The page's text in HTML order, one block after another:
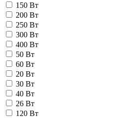
150 Вт
200 Вт
250 Вт
300 Вт
400 Вт
50 Вт
60 Вт
20 Вт
30 Вт
40 Вт
26 Вт
120 Вт